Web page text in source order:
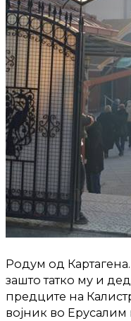
Родум од
зашто татко му и
предците на
војник во Ерусалим